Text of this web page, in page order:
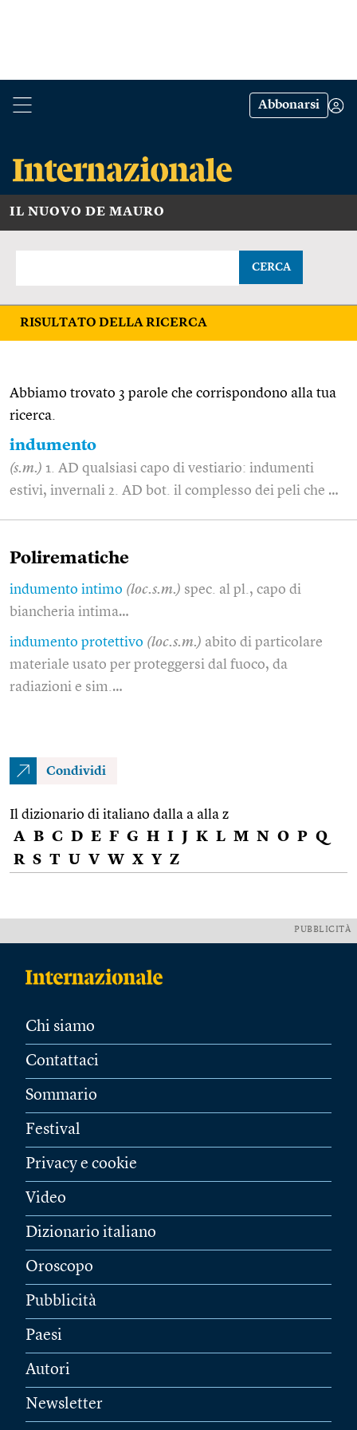
Abbonarsi
IL NUOVO DE MAURO
CERCA
RISULTATO DELLA RICERCA
Abbiamo trovato 3 parole che corrispondono alla tua
ricerca.
indumento
(s.m.) 1. AD qualsiasi capo di vestiario: indumenti
estivi, invernali 2. AD bot. il complesso dei peli che …
Polirematiche
indumento intimo (loc.s.m.) spec. al pl., capo di
biancheria intima…
indumento protettivo (loc.s.m.) abito di particolare
materiale usato per proteggersi dal fuoco, da
radiazioni e sim.…
Condividi
Il dizionario di italiano dalla a alla z
A B C D E F G H I J K L M N O P Q
R S T U V W X Y Z
PUBBLICITÀ
Chi siamo
Contattaci
Sommario
Festival
Privacy e cookie
Video
Dizionario italiano
Oroscopo
Pubblicità
Paesi
Autori
Newsletter